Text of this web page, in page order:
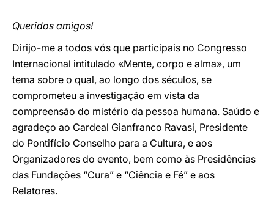
Queridos amigos!
Dirijo-me a todos vós que participais no Congresso
Internacional intitulado «Mente, corpo e alma», um
tema sobre o qual, ao longo dos séculos, se
comprometeu a investigação em vista da
compreensão do mistério da pessoa humana. Saúdo e
agradeço ao Cardeal Gianfranco Ravasi, Presidente
do Pontifício Conselho para a Cultura, e aos
Organizadores do evento, bem como às Presidências
das Fundações “Cura” e “Ciência e Fé” e aos
Relatores.